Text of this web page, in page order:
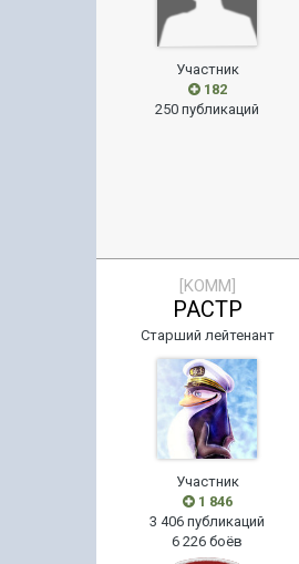
Участник
182
250 публикаций
[KOMM]
PACTP
Старший лейтенант
Участник
1 846
3 406 публикаций
6 226 боёв